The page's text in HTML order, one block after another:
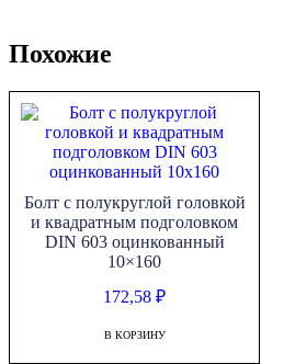
Похожие
Болт с полукруглой головкой
и квадратным подголовком
DIN 603 оцинкованный
10×160
172,58₽
В КОРЗИНУ